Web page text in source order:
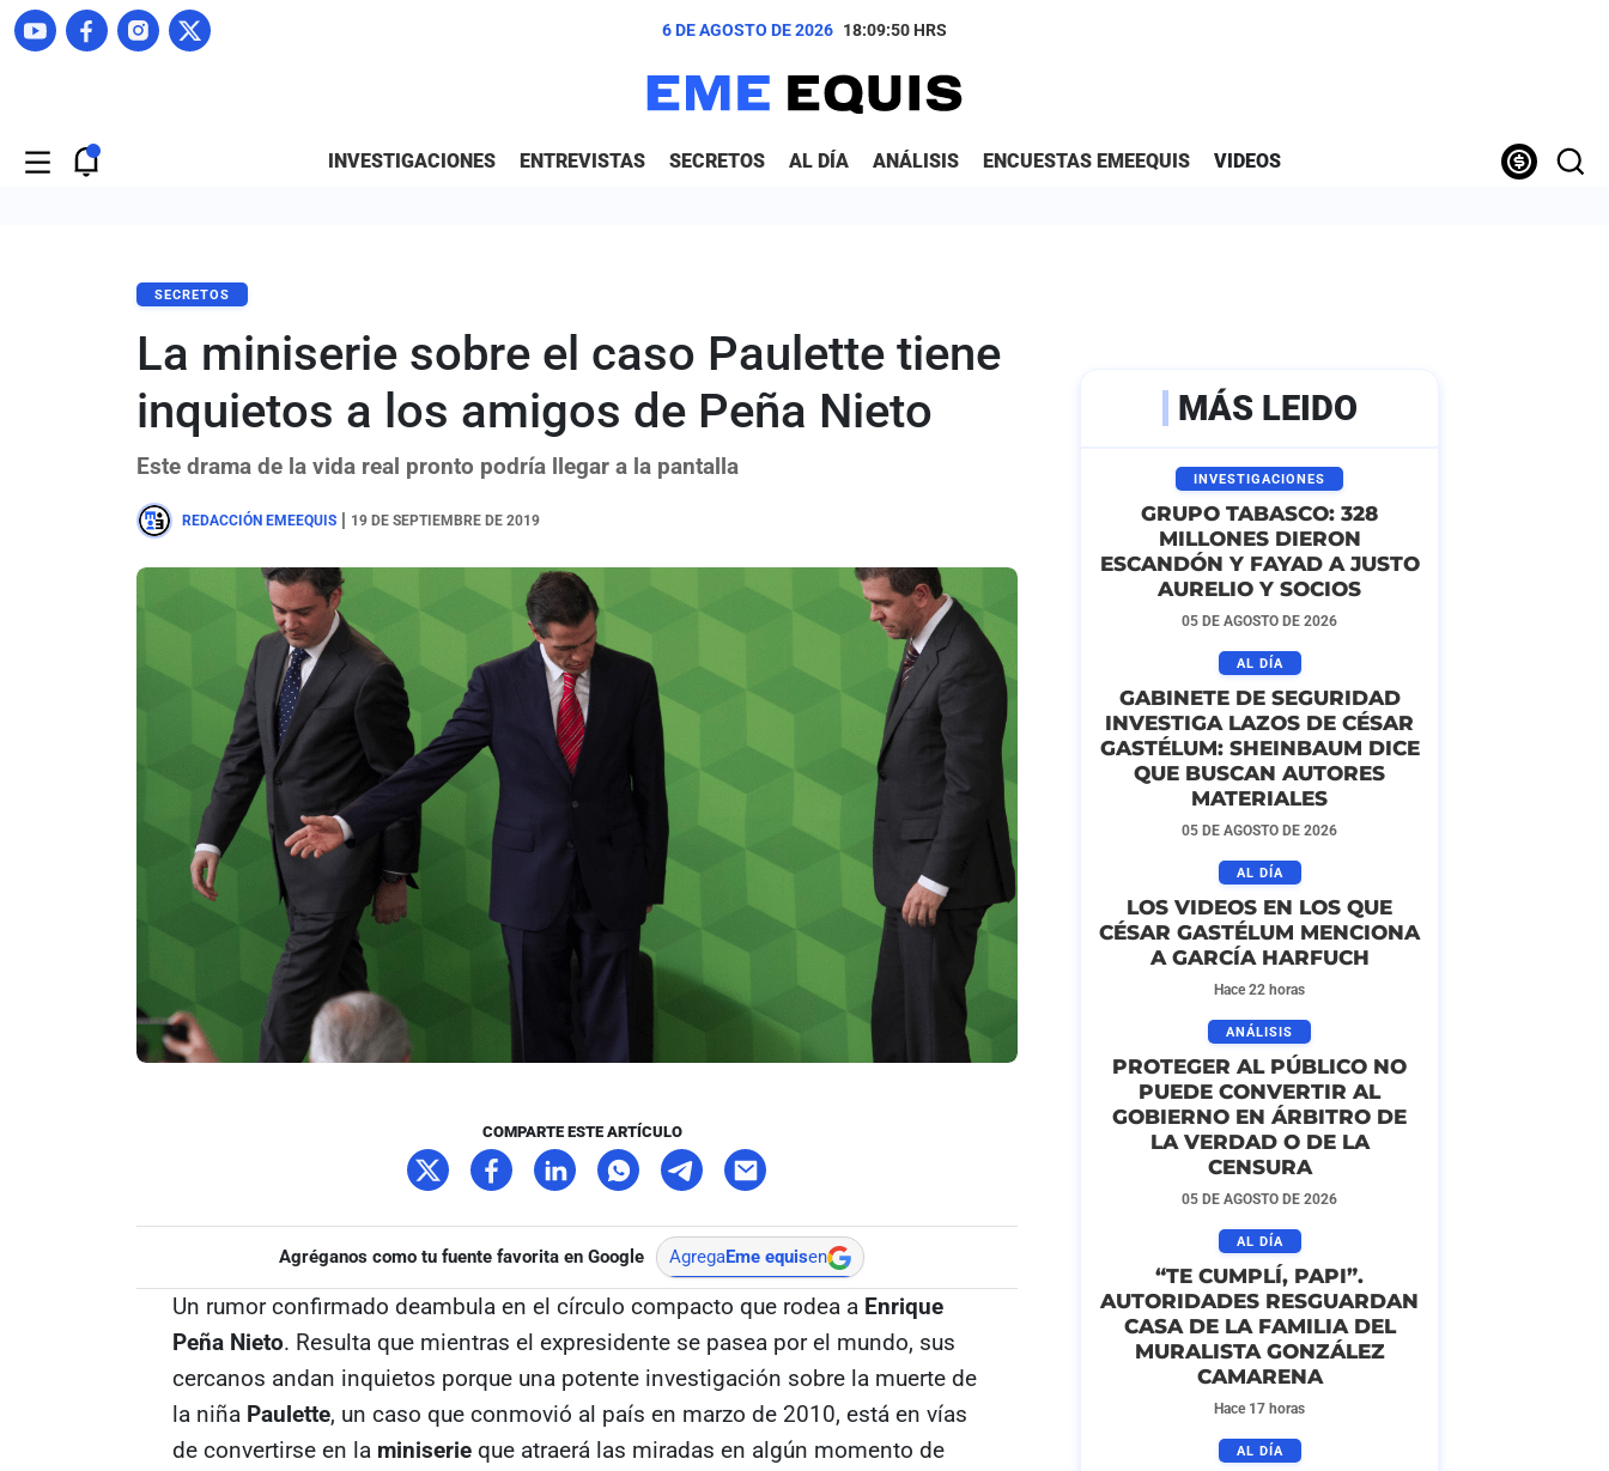
6 DE AGOSTO DE 2026 18:09:52 HRS
INVESTIGACIONES ENTREVISTAS SECRETOS AL DÍA ANÁLISIS ENCUESTAS EMEEQUIS VIDEOS
SECRETOS
La miniserie sobre el caso Paulette tiene
inquietos a los amigos de Peña Nieto
Este drama de la vida real pronto podría llegar a la pantalla
REDACCIÓN EMEEQUIS 19 DE SEPTIEMBRE DE 2019
COMPARTE ESTE ARTÍCULO
Agréganos como tu fuente favorita en Google AgregaEme equisen
Un rumor confirmado deambula en el círculo compacto que rodea a Enrique
Peña Nieto. Resulta que mientras el expresidente se pasea por el mundo, sus
cercanos andan inquietos porque una potente investigación sobre la muerte de
la niña Paulette, un caso que conmovió al país en marzo de 2010, está en vías
de convertirse en la miniserie que atraerá las miradas en algún momento de
MÁS LEIDO
INVESTIGACIONES
GRUPO TABASCO: 328
MILLONES DIERON
ESCANDÓN Y FAYAD A JUSTO
AURELIO Y SOCIOS
05 DE AGOSTO DE 2026
AL DÍA
GABINETE DE SEGURIDAD
INVESTIGA LAZOS DE CÉSAR
GASTÉLUM: SHEINBAUM DICE
QUE BUSCAN AUTORES
MATERIALES
05 DE AGOSTO DE 2026
AL DÍA
LOS VIDEOS EN LOS QUE
CÉSAR GASTÉLUM MENCIONA
A GARCÍA HARFUCH
Hace 22 horas
ANÁLISIS
PROTEGER AL PÚBLICO NO
PUEDE CONVERTIR AL
GOBIERNO EN ÁRBITRO DE
LA VERDAD O DE LA
CENSURA
05 DE AGOSTO DE 2026
AL DÍA
“TE CUMPLÍ, PAPI”.
AUTORIDADES RESGUARDAN
CASA DE LA FAMILIA DEL
MURALISTA GONZÁLEZ
CAMARENA
Hace 17 horas
AL DÍA